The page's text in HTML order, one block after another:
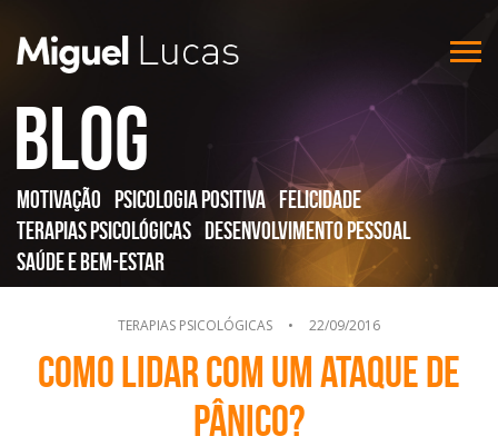
Blog
Motivação Psicologia Positiva Felicidade
Terapias Psicológicas Desenvolvimento Pessoal
Saúde e Bem-Estar
TERAPIAS PSICOLÓGICAS • 22/09/2016
Como lidar com um Ataque de
Pânico?